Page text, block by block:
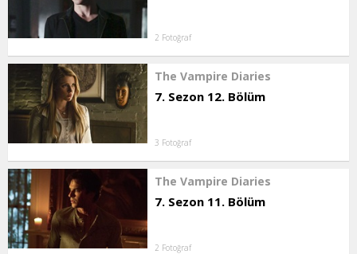
2 Fotoğraf
The Vampire Diaries
7. Sezon 12. Bölüm
3 Fotoğraf
The Vampire Diaries
7. Sezon 11. Bölüm
2 Fotoğraf